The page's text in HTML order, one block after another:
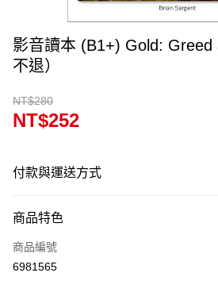
影音讀本 (B1+) Gold:
不退）
NT$280
NT$252
付款與運送方式
信用卡一次付款
超商取貨付款
商品特色
商品編號
6981565